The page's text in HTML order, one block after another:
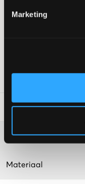
Marketing
Trui
Laundry Advice:
Washing advice
Materiaal